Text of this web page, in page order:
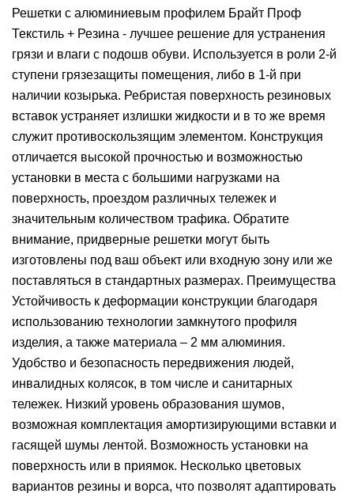
Решетки с алюминиевым профилем Брайт Проф
Текстиль + Резина - лучшее решение для устранения
грязи и влаги с подошв обуви. Используется в роли 2-й
ступени грязезащиты помещения, либо в 1-й при
наличии козырька. Ребристая поверхность резиновых
вставок устраняет излишки жидкости и в то же время
служит противоскользящим элементом. Конструкция
отличается высокой прочностью и возможностью
установки в места с большими нагрузками на
поверхность, проездом различных тележек и
значительным количеством трафика. Обратите
внимание, придверные решетки могут быть
изготовлены под ваш объект или входную зону или же
поставляться в стандартных размерах. Преимущества
Устойчивость к деформации конструкции благодаря
использованию технологии замкнутого профиля
изделия, а также материала – 2 мм алюминия.
Удобство и безопасность передвижения людей,
инвалидных колясок, в том числе и санитарных
тележек. Низкий уровень образования шумов,
возможная комплектация амортизирующими вставки и
гасящей шумы лентой. Возможность установки на
поверхность или в приямок. Несколько цветовых
вариантов резины и ворса, что позволят адаптировать